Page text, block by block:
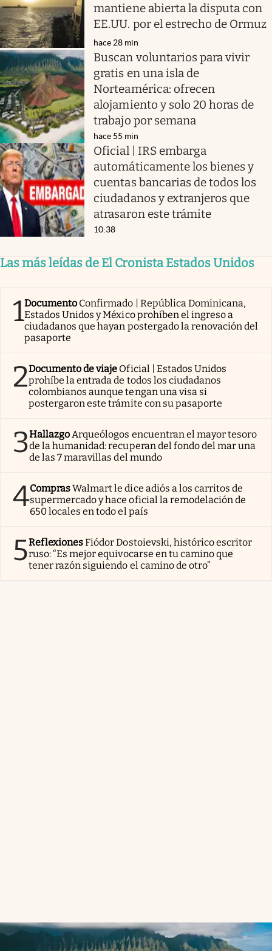
mantiene abierta la disputa con
EE.UU. por el estrecho de Ormuz
hace 28 min
Buscan voluntarios para vivir
gratis en una isla de
Norteamérica: ofrecen
alojamiento y solo 20 horas de
trabajo por semana
hace 55 min
Oficial | IRS embarga
automáticamente los bienes y
cuentas bancarias de todos los
ciudadanos y extranjeros que
atrasaron este trámite
10:38
Las más leídas de El Cronista Estados Unidos
1Documento Confirmado | República Dominicana,
Estados Unidos y México prohíben el ingreso a
ciudadanos que hayan postergado la renovación del
pasaporte
2Documento de viaje Oficial | Estados Unidos
prohíbe la entrada de todos los ciudadanos
colombianos aunque tengan una visa si
postergaron este trámite con su pasaporte
3HallazgoArqueólogos encuentran el mayor tesoro
de la humanidad: recuperan del fondo del mar una
de las 7 maravillas del mundo
4ComprasWalmart le dice adiós a los carritos de
supermercado y hace oficial la remodelación de
650 locales en todo el país
5ReflexionesFiódor Dostoievski, histórico escritor
ruso: “Es mejor equivocarse en tu camino que
tener razón siguiendo el camino de otro”